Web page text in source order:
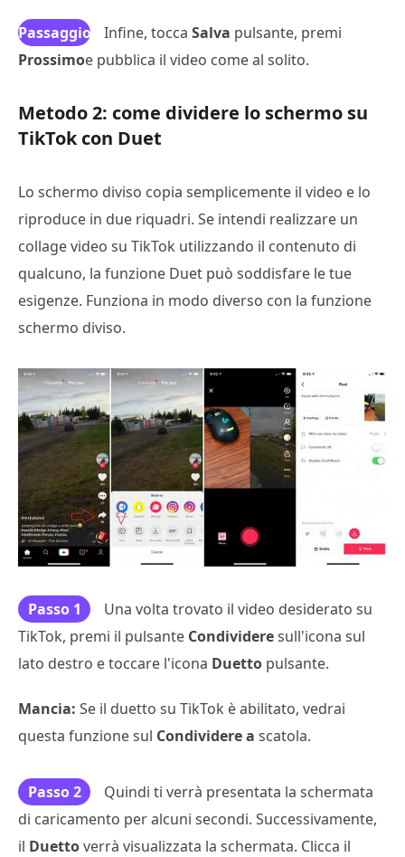
Passaggio
4
Infine, tocca Salva pulsante, premi
Prossimoe pubblica il video come al solito.
Metodo 2: come dividere lo schermo su
TikTok con Duet
Lo schermo diviso copia semplicemente il video e lo
riproduce in due riquadri. Se intendi realizzare un
collage video su TikTok utilizzando il contenuto di
qualcuno, la funzione Duet può soddisfare le tue
esigenze. Funziona in modo diverso con la funzione
schermo diviso.
Passo 1
Una volta trovato il video desiderato su
TikTok, premi il pulsante Condivideresull'icona sul
lato destro e toccare l'icona Duetto pulsante.
Mancia: Se il duetto su TikTok è abilitato, vedrai
questa funzione sul Condividere a scatola.
Passo 2
Quindi ti verrà presentata la schermata
di caricamento per alcuni secondi. Successivamente,
il Duettoverrà visualizzata la schermata. Clicca il